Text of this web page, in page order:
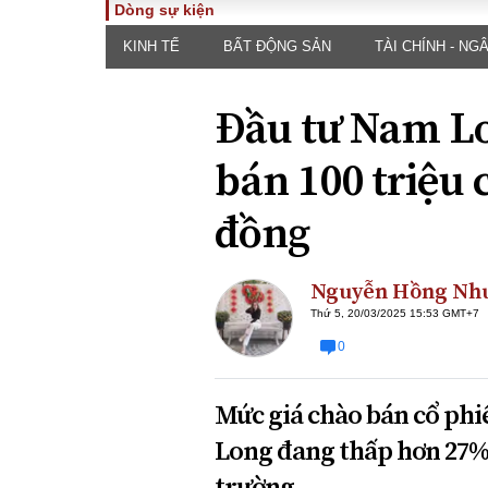
TOÀN CẢNH
Chính sách
Đối thoại
Thế giới
PHÁP
Góc
Hồ sơ
Tiếng
ĐA CHIỀU
Quan điểm
Dòng sự kiện
KINH TẾ BẤT ĐỘNG SẢN TÀI CHÍNH -
Đầu tư Nam
bán 100 triệu
đồng
Nguyễn Hồng
Thứ 5, 20/03/2025 15:53 GMT+7
0
Mức giá chào bán cổ
Long đang thấp hơn